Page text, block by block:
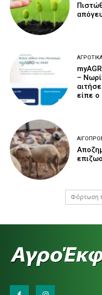
–
είπε ο
Φόρτωση